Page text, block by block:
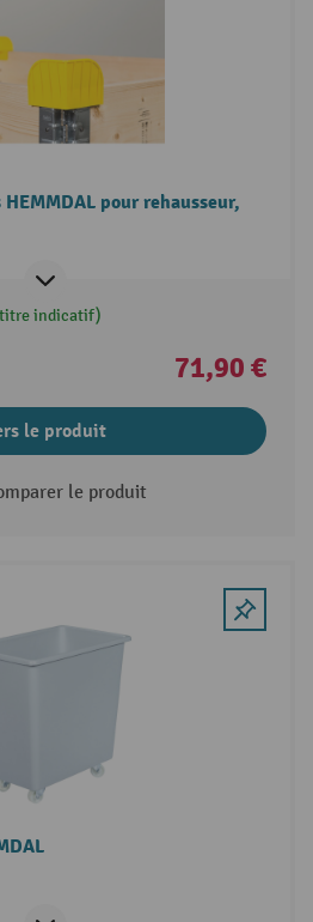
pour rehausseur,
titre indicatif)
71,90 €
le produit
le produit